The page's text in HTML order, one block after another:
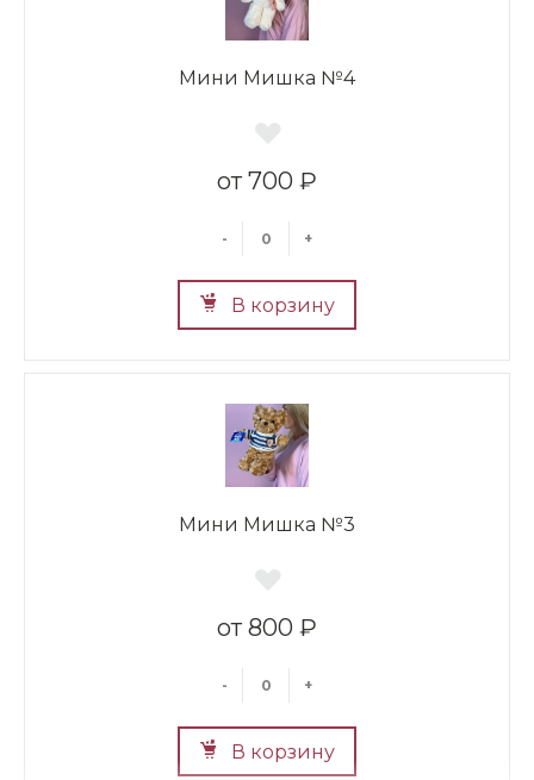
Мини Мишка №4
700 ₽
- +
В корзину
Мини Мишка №3
800 ₽
- +
В корзину